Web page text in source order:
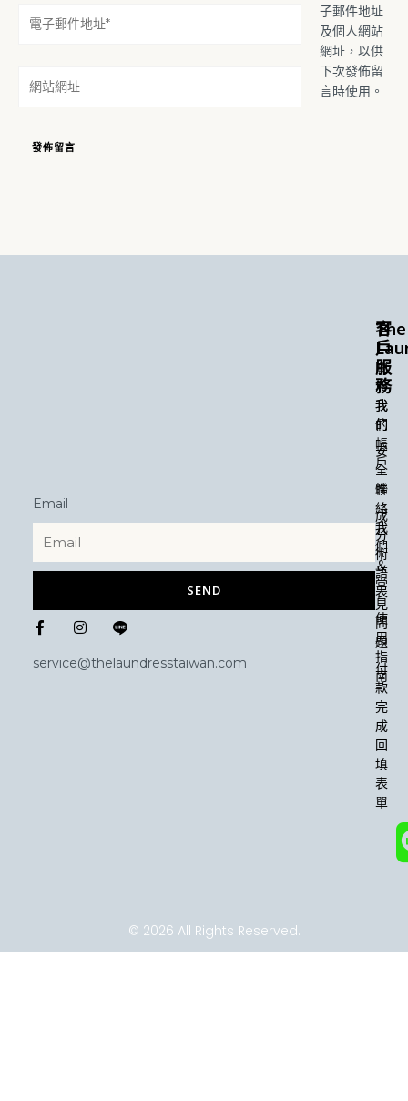
地
站
子郵件地址
及個人網站
網址，以供
下次發佈留
言時使用。
The
關
於
我
們
安
全
性
成
分
術
語
表
使
用
指
南
客
戶
服
務
我
的
帳
戶
聯
絡
我
們
＆
常
見
問
題
付
款
完
成
回
填
表
單
Email
SEND
F
a
e
n
t
a
service@thelaundresstaiwan.com
© 2026 All Rights Reserved.